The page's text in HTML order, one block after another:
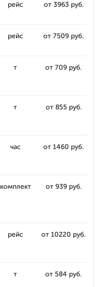
рейс от 3963 руб.
рейс от 7509 руб.
т от 709 руб.
т от 855 руб.
час от 1460 руб.
комплект от 939 руб.
рейс от 10220 руб.
т от 584 руб.